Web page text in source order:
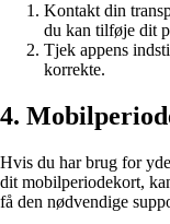
Kontakt din
du kan tilføje dit
Tjek appens
korrekte.
4.
Hvis du har brug for
dit mobilperiodekort,
få den nødvendige